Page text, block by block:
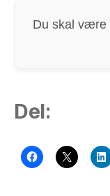
Du skal være
Del: